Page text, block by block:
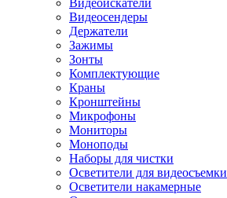
Видеоискатели
Видеосендеры
Держатели
Зажимы
Зонты
Комплектующие
Краны
Кронштейны
Микрофоны
Мониторы
Моноподы
Наборы для чистки
Осветители для видеосъемки
Осветители накамерные